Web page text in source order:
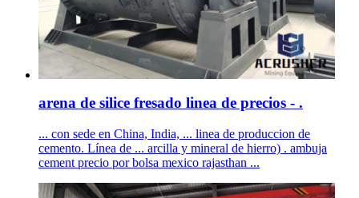
arena de silice fresado linea de precios - .
... con sede en China, India, ... linea de produccion de
cemento. Línea de ... arcilla y mineral de hierro) . ambuja
cement precio por bolsa mexico rajasthan ...